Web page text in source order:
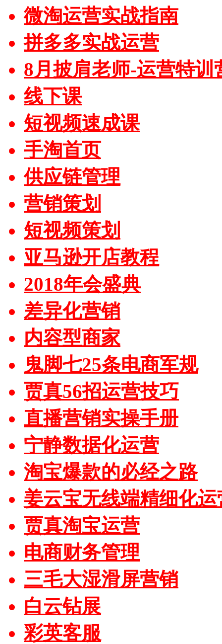
微淘运营实战指南
拼多多实战运营
8月披肩老师-运营特训
线下课
短视频速成课
手淘首页
供应链管理
营销策划
短视频策划
亚马逊开店教程
2018年会盛典
差异化营销
内容型商家
鬼脚七25条电商军规
贾真56招运营技巧
直播营销实操手册
宁静数据化运营
淘宝爆款的必经之路
姜云宝无线端精细化运
贾真淘宝运营
电商财务管理
三毛大湿滑屏营销
白云钻展
彩英客服